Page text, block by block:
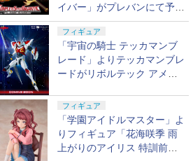
イバー」がプレバンにて予約
開始
フィギュア
「宇宙の騎士 テッカマンブ
レード」よりテッカマンブレ
ードがリボルテック アメイ
定
フィギュア
「学園アイドルマスター」よ
りフィギュア「花海咲季 雨
上がりのアイリス 特訓前